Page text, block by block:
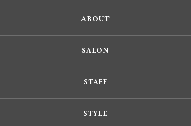
ABOUT
SALON
STAFF
STYLE